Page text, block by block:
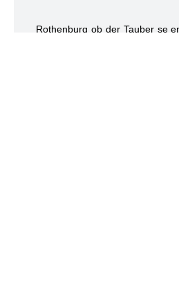
Rothenburg ob der Tauber se